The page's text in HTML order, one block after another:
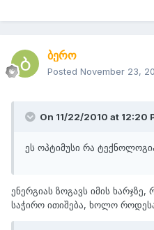
ბერო
Posted November 23,
On 11/22/2010 at 12:20
ეს ოპტიმუსი რა
ენერგიას ზოგავს იმის
საჭირო ითიშება, ხოლო